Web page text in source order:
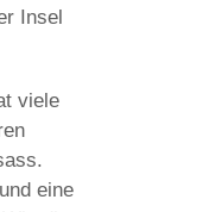
Insel
viele
eine